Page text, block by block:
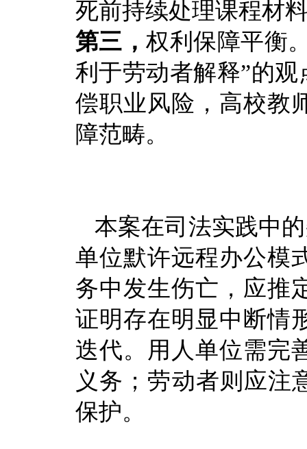
死前持续处理课程材
第三，权利保障平衡
利于劳动者解释”的
偿职业风险，高校教
障范畴。
本案在司法实践中
单位默许远程办公模
务中发生伤亡，应推
证明存在明显中断情
迭代。用人单位需完
义务；劳动者则应注
保护。